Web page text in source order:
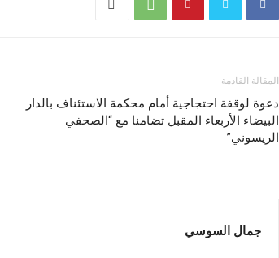
المقالة القادمة
دعوة لوقفة احتجاجية أمام محكمة الاستئناف بالدار
البيضاء الأربعاء المقبل تضامنا مع “الصحفي
الريسوني”
جمال السوسي